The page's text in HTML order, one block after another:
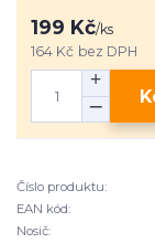
199 Kč/ks
164 Kč bez DPH
Číslo produktu:
EAN kód:
Nosič: